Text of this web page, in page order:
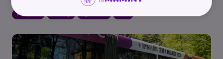
Akce, Tip